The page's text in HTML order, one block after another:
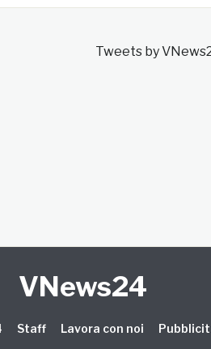
Tweets by
VNews24
Staff Lavora con noi